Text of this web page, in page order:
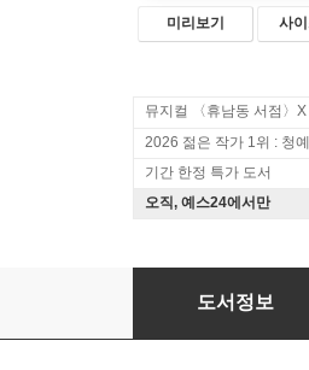
미리보기 사
2026 젊은 작가 1위 : 청예
기간 한정 특가 도서
오직, 예스24에서만
봄이다, 다시
도서정보